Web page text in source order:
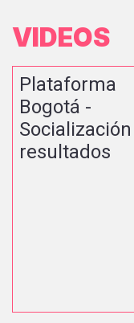
VIDEOS
Plataforma
Bogotá -
resultados